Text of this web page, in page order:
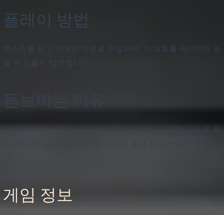
플레이 방법
텍스트를 읽고 상대의 반응을 관찰하며, 이 대화를 어디까지 믿
을 수 있을지 탐색합니다.
돋보이는 이유
The Interview - A Jurard T Rexford Fan Game는 조용한 리듬을 유
게임 정보